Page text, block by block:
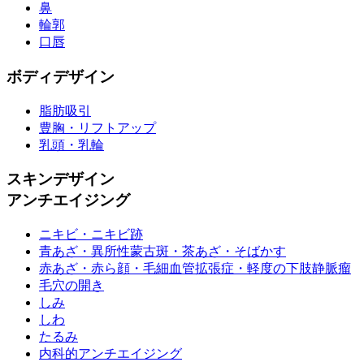
鼻
輪郭
口唇
ボディデザイン
脂肪吸引
豊胸・リフトアップ
乳頭・乳輪
スキンデザイン
アンチエイジング
ニキビ・ニキビ跡
青あざ・異所性蒙古斑・茶あざ・そばかす
赤あざ・赤ら顔・毛細血管拡張症・軽度の下肢静脈瘤
毛穴の開き
しみ
しわ
たるみ
内科的アンチエイジング